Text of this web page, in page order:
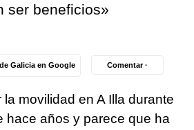
ser beneficios»
Galicia en Google Comentar ·
movilidad en A Illa durante
hace años y parece que ha